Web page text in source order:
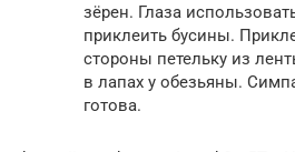
зёрен. Глаза
приклеить бусины.
стороны петельку из
в лапах у обезьяны.
готова.